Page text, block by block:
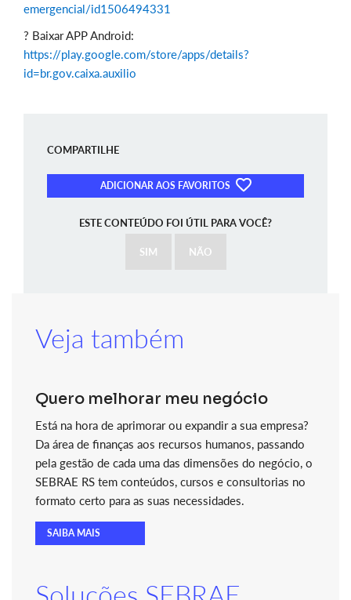
emergencial/id1506494331
? Baixar APP Android:
https://play.google.com/store/apps/details?
id=br.gov.caixa.auxilio
COMPARTILHE
ADICIONAR AOS FAVORITOS
ESTE CONTEÚDO FOI ÚTIL PARA VOCÊ?
SIM NÃO
Veja também
Quero melhorar meu negócio
Está na hora de aprimorar ou expandir a sua empresa?
Da área de finanças aos recursos humanos, passando
pela gestão de cada uma das dimensões do negócio, o
SEBRAE RS tem conteúdos, cursos e consultorias no
formato certo para as suas necessidades.
SAIBA MAIS